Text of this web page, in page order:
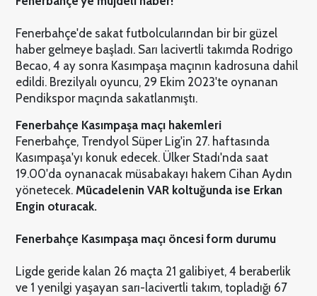
Fenerbahçe'de sakat futbolcularından bir bir güzel
haber gelmeye başladı. Sarı lacivertli takımda Rodrigo
Becao, 4 ay sonra Kasımpaşa maçının kadrosuna dahil
edildi. Brezilyalı oyuncu, 29 Ekim 2023'te oynanan
Pendikspor maçında sakatlanmıştı.
Fenerbahçe Kasımpaşa maçı hakemleri
Fenerbahçe, Trendyol Süper Lig'in 27. haftasında
Kasımpaşa'yı konuk edecek. Ülker Stadı'nda saat
19.00'da oynanacak müsabakayı hakem Cihan Aydın
yönetecek. Mücadelenin VAR koltuğunda ise Erkan
Engin oturacak.
Fenerbahçe Kasımpaşa maçı öncesi form durumu
Ligde geride kalan 26 maçta 21 galibiyet, 4 beraberlik
ve 1 yenilgi yaşayan sarı-lacivertli takım, topladığı 67